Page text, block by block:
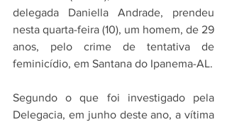
delegada Daniella Andrade, prendeu
nesta quarta-feira (10), um homem, de 29
anos, pelo crime de tentativa de
feminicídio, em Santana do Ipanema-AL.
Segundo o que foi investigado pela
Delegacia, em junho deste ano, a vítima